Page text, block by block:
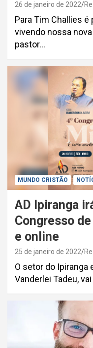
26 de janeiro de 2022
Para Tim Challies
vivendo nossa
pastor…
MUNDO CRISTÃO
AD Ipiranga
Congresso
e online
25 de janeiro de 2022
O setor do Ipiranga
Vanderlei Tadeu,